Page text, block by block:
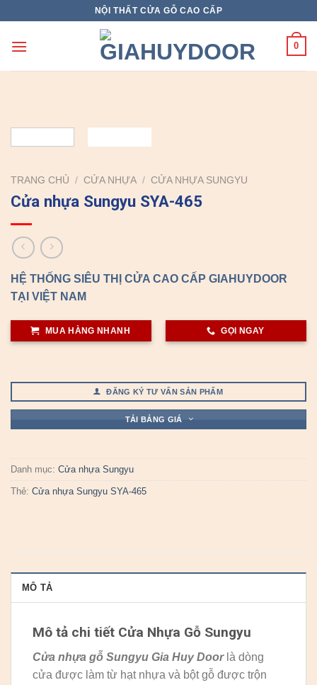
content
NỘI THẤT CỬA GỖ CAO CẤP
0
TRANG CHỦ / CỬA NHỰA / CỬA NHỰA SUNGYU
Cửa nhựa Sungyu SYA-465
HỆ THỐNG SIÊU THỊ CỬA CAO CẤP GIAHUYDOOR
TẠI VIỆT NAM
MUA HÀNG NHANH GỌI NGAY
ĐĂNG KÝ TƯ VẤN SẢN PHẨM
TẢI BẢNG GIÁ
Danh mục: Cửa nhựa Sungyu
Thẻ: Cửa nhựa Sungyu SYA-465
MÔ TẢ
Mô tả chi tiết Cửa Nhựa Gỗ Sungyu
Cửa nhựa gỗ Sungyu Gia Huy Doorlà dòng
cửa được làm từ hạt nhựa và bột gỗ được trộn